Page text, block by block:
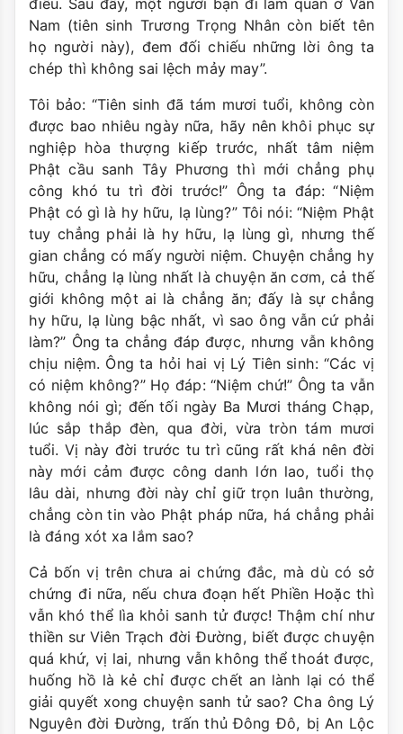
Nam (tiên sinh Trương Trọng Nhân còn biết tên
họ người này), đem đối chiếu những lời ông ta
chép thì không sai lệch mảy may”.
Tôi bảo: “Tiên sinh đã tám mươi tuổi, không còn
được bao nhiêu ngày nữa, hãy nên khôi phục sự
nghiệp hòa thượng kiếp trước, nhất tâm niệm
Phật cầu sanh Tây Phương thì mới chẳng phụ
công khó tu trì đời trước!” Ông ta đáp: “Niệm
Phật có gì là hy hữu, lạ lùng?” Tôi nói: “Niệm Phật
tuy chẳng phải là hy hữu, lạ lùng gì, nhưng thế
gian chẳng có mấy người niệm. Chuyện chẳng hy
hữu, chẳng lạ lùng nhất là chuyện ăn cơm, cả thế
giới không một ai là chẳng ăn; đấy là sự chẳng
hy hữu, lạ lùng bậc nhất, vì sao ông vẫn cứ phải
làm?” Ông ta chẳng đáp được, nhưng vẫn không
chịu niệm. Ông ta hỏi hai vị Lý Tiên sinh: “Các vị
có niệm không?” Họ đáp: “Niệm chứ!” Ông ta vẫn
không nói gì; đến tối ngày Ba Mươi tháng Chạp,
lúc sắp thắp đèn, qua đời, vừa tròn tám mươi
tuổi. Vị này đời trước tu trì cũng rất khá nên đời
này mới cảm được công danh lớn lao, tuổi thọ
lâu dài, nhưng đời này chỉ giữ trọn luân thường,
chẳng còn tin vào Phật pháp nữa, há chẳng phải
là đáng xót xa lắm sao?
Cả bốn vị trên chưa ai chứng đắc, mà dù có sở
chứng đi nữa, nếu chưa đoạn hết Phiền Hoặc thì
vẫn khó thể lìa khỏi sanh tử được! Thậm chí như
thiền sư Viên Trạch đời Ðường, biết được chuyện
quá khứ, vị lai, nhưng vẫn không thể thoát được,
huống hồ là kẻ chỉ được chết an lành lại có thể
giải quyết xong chuyện sanh tử sao? Cha ông Lý
Nguyên đời Ðường, trấn thủ Ðông Ðô, bị An Lộc